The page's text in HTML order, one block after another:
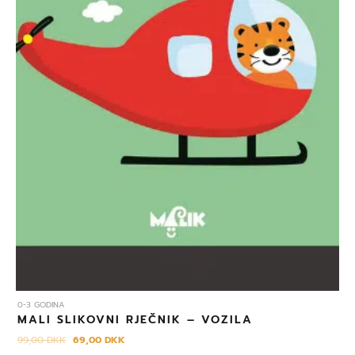
0-3 GODINA
MALI SLIKOVNI RJEČNIK – VOZILA
99,00DKK 69,00DKK